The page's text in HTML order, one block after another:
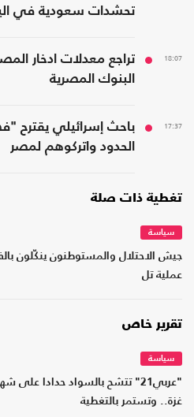
تحشدات سعودية في
18:07
تراجع معدلات ادخار
البنوك المصرية
17:37
باحث إسرائيلي يقترح
الحدود واتركوهم لمصر
تغطية ذات صلة
سياسة
جيش الاحتلال والمستوطنون ينكّلون
عملية تل
تقرير خاص
سياسة
"عربي21" تتشح بالسواد حدادا
غزة.. وتستمر بالتغطية